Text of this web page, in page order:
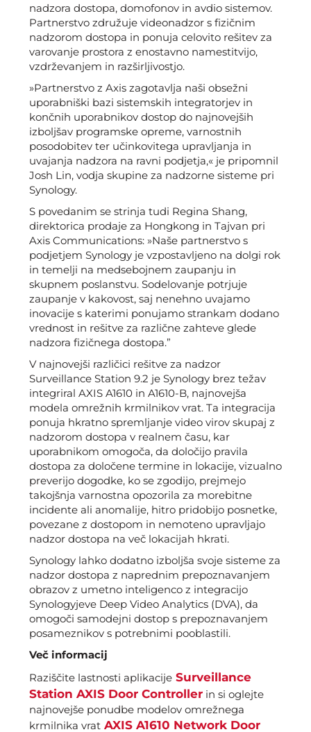
nadzora dostopa, domofonov in avdio sistemov.
Partnerstvo združuje videonadzor s fizičnim
nadzorom dostopa in ponuja celovito rešitev za
varovanje prostora z enostavno namestitvijo,
vzdrževanjem in razširljivostjo.
»Partnerstvo z Axis zagotavlja naši obsežni
uporabniški bazi sistemskih integratorjev in
končnih uporabnikov dostop do najnovejših
izboljšav programske opreme, varnostnih
posodobitev ter učinkovitega upravljanja in
uvajanja nadzora na ravni podjetja,« je pripomnil
Josh Lin, vodja skupine za nadzorne sisteme pri
Synology.
S povedanim se strinja tudi Regina Shang,
direktorica prodaje za Hongkong in Tajvan pri
Axis Communications: »Naše partnerstvo s
podjetjem Synology je vzpostavljeno na dolgi rok
in temelji na medsebojnem zaupanju in
skupnem poslanstvu. Sodelovanje potrjuje
zaupanje v kakovost, saj nenehno uvajamo
inovacije s katerimi ponujamo strankam dodano
vrednost in rešitve za različne zahteve glede
nadzora fizičnega dostopa.”
V najnovejši različici rešitve za nadzor
Surveillance Station 9.2 je Synology brez težav
integriral AXIS A1610 in A1610-B, najnovejša
modela omrežnih krmilnikov vrat. Ta integracija
ponuja hkratno spremljanje video virov skupaj z
nadzorom dostopa v realnem času, kar
uporabnikom omogoča, da določijo pravila
dostopa za določene termine in lokacije, vizualno
preverijo dogodke, ko se zgodijo, prejmejo
takojšnja varnostna opozorila za morebitne
incidente ali anomalije, hitro pridobijo posnetke,
povezane z dostopom in nemoteno upravljajo
nadzor dostopa na več lokacijah hkrati.
Synology lahko dodatno izboljša svoje sisteme za
nadzor dostopa z naprednim prepoznavanjem
obrazov z umetno inteligenco z integracijo
Synologyjeve Deep Video Analytics (DVA), da
omogoči samodejni dostop s prepoznavanjem
posameznikov s potrebnimi pooblastili.
Več informacij
Raziščite lastnosti aplikacije Surveillance
Station AXIS Door Controller in si oglejte
najnovejše ponudbe modelov omrežnega
krmilnika vrat AXIS A1610 Network Door